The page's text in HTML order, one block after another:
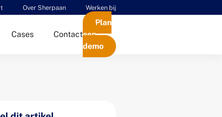
Over Sherpaan Werken bij
Cases Contact
Plan
een
demo